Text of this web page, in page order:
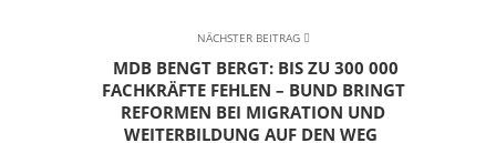
NÄCHSTER BEITRAG
MDB BENGT BERGT: BIS ZU 300 000
FACHKRÄFTE FEHLEN – BUND BRINGT
REFORMEN BEI MIGRATION UND
WEITERBILDUNG AUF DEN WEG